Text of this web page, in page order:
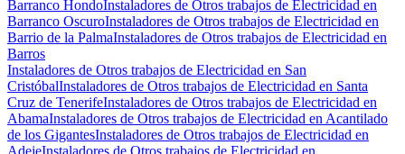
Barranco HondoInstaladores de Otros trabajos de Electricidad en
Barranco OscuroInstaladores de Otros trabajos de Electricidad en
Barrio de la PalmaInstaladores de Otros trabajos de Electricidad en
Barros
Instaladores de Otros trabajos de Electricidad en San
CristóbalInstaladores de Otros trabajos de Electricidad en Santa
Cruz de TenerifeInstaladores de Otros trabajos de Electricidad en
AbamaInstaladores de Otros trabajos de Electricidad en Acantilado
de los GigantesInstaladores de Otros trabajos de Electricidad en
AdejeInstaladores de Otros trabajos de Electricidad en